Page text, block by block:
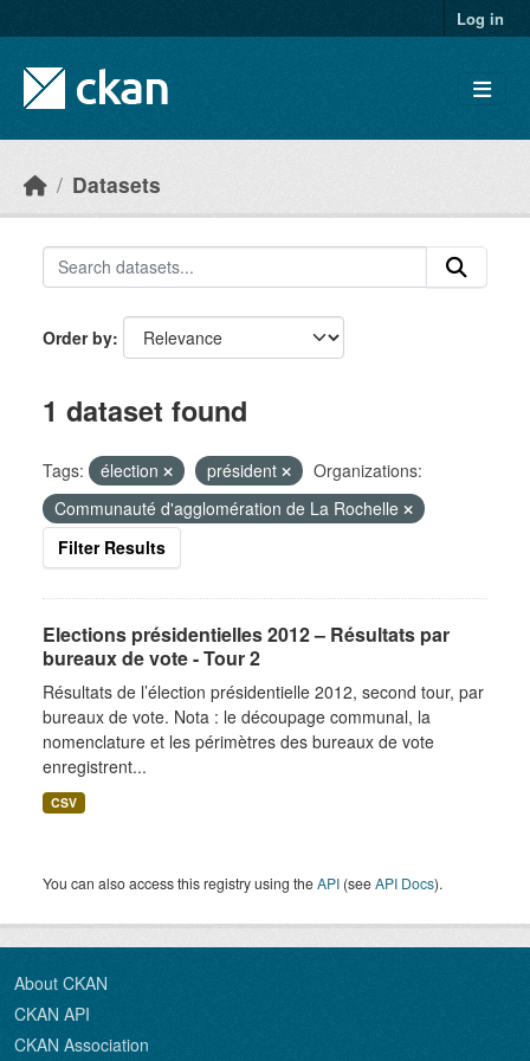
Log in
Datasets
Order by
1 dataset found
Tags: élection président
Organizations:
Communauté d'agglomération de La Rochelle
Filter Results
Elections présidentielles 2012 – Résultats par
bureaux de vote - Tour 2
Résultats de l’élection présidentielle 2012, second tour, par
bureaux de vote. Nota : le découpage communal, la
nomenclature et les périmètres des bureaux de vote
enregistrent...
CSV
You can also access this registry using theAPI (seeAPI Docs).
About CKAN
CKAN API
CKAN Association